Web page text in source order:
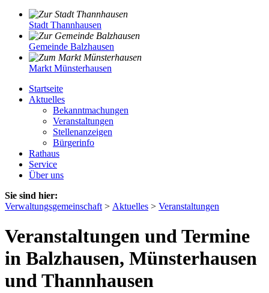
Stadt Thannhausen
Gemeinde Balzhausen
Markt Münsterhausen
Startseite
Aktuelles
Bekanntmachungen
Veranstaltungen
Stellenanzeigen
Bürgerinfo
Rathaus
Service
Über uns
Sie sind hier:
Verwaltungsgemeinschaft > Aktuelles > Veranstaltungen
Veranstaltungen und Termine
in Balzhausen, Münsterhausen
und Thannhausen